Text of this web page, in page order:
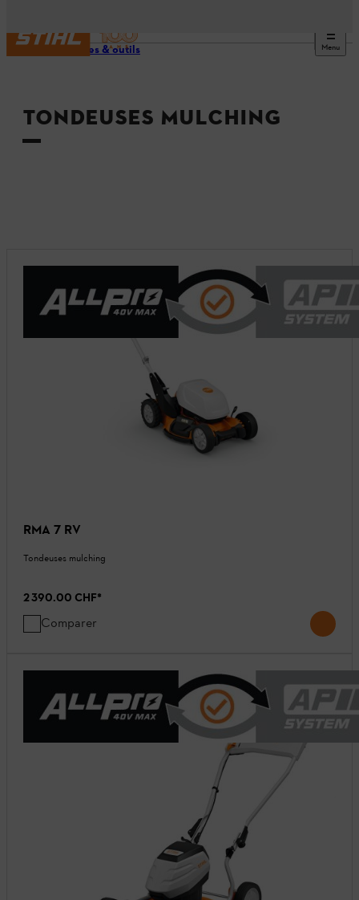
Menu
Machines & outils
TONDEUSES MULCHING
RMA 7 RV
Tondeuses mulching
2 390.00 CHF*
Comparer